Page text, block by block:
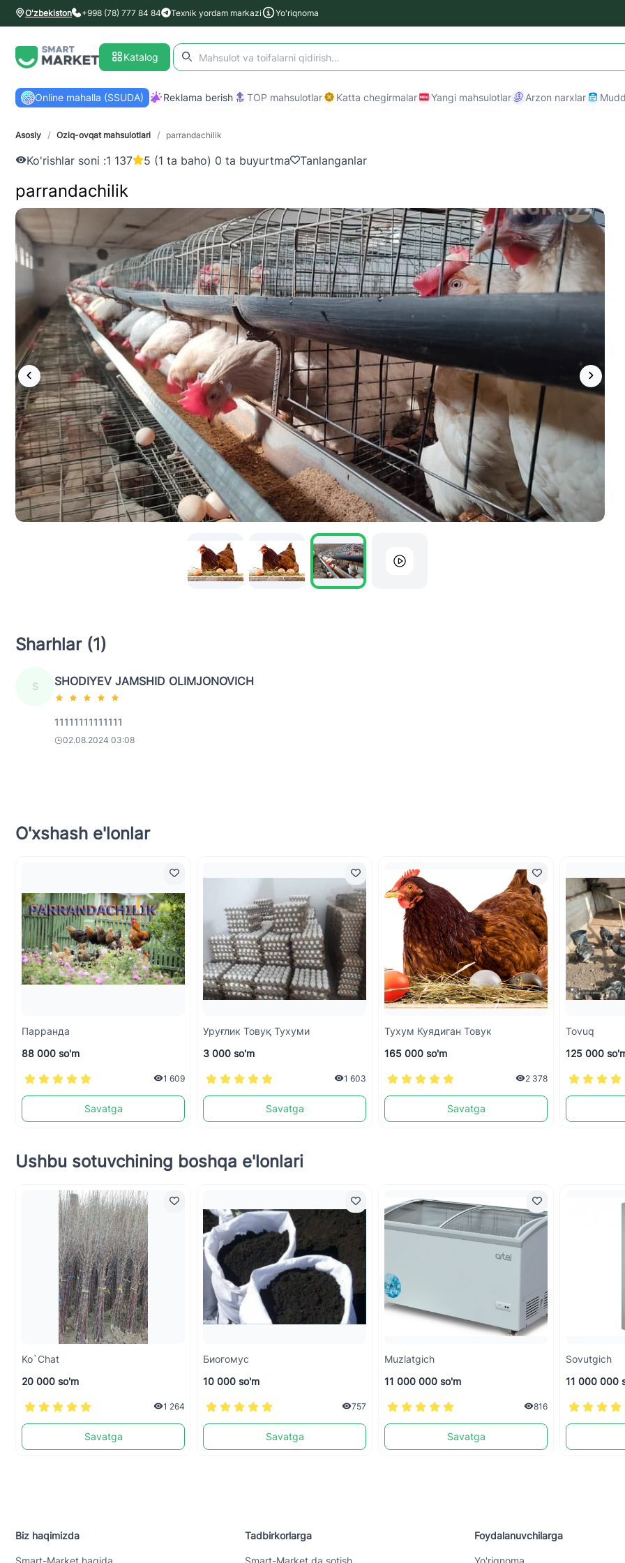
O'zbekiston +998 (78) 777 84 84 Texnik yordam markazi Yo'riqnoma
Katalog
Online mahalla (SSUDA) Reklama berish TOP mahsulotlar Katta chegirmalar Yangi mahsulotlar Arzon narxlar
Asosiy / Oziq-ovqat mahsulotlari / parrandachilik
Ko'rishlar soni :1 137 5 (1 ta baho) 0 ta buyurtma Tanlanganlar
parrandachilik
Sharhlar (1)
S SHODIYEV JAMSHID OLIMJONOVICH
11111111111111
02.08.2024 03:08
O'xshash e'lonlar
Парранда
88 000 so'm
1 609
Savatga
Уруғлик Товуқ Тухуми
3 000 so'm
1 603
Savatga
Тухум Куядиган Товук
165 000 so'm
2 378
Savatga
Tovuq
125 000
Ushbu sotuvchining boshqa e'lonlari
Ko`chat
20 000 so'm
1 264
Savatga
Биогомус
10 000 so'm
757
Savatga
Muzlatgich
11 000 000 so'm
816
Savatga
Sovutgich
11 000 000
Biz haqimizda
Smart-Mаrket haqida
Tadbirkorlarga
Smart-Mаrket da sotish
Foydalanuvchilarga
Yo'riqnoma